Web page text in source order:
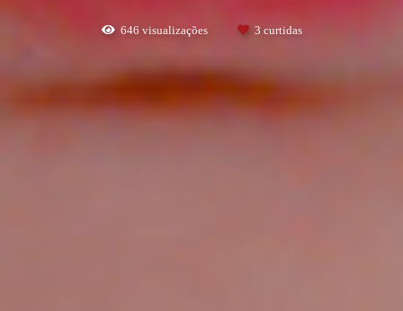
646 visualizações 3 curtidas